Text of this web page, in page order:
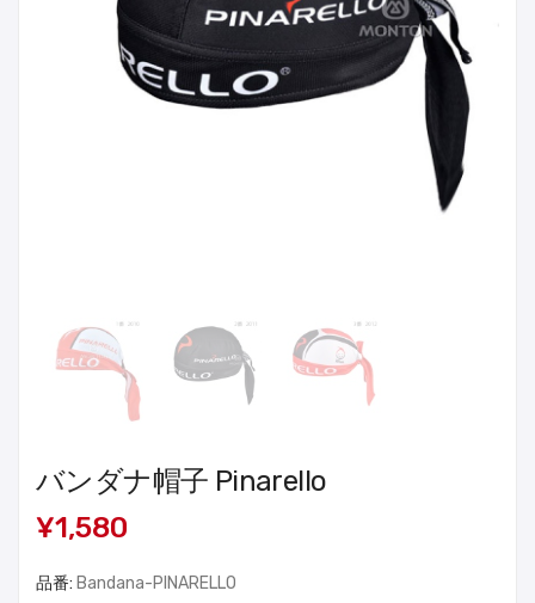
バンダナ帽子 Pinarello
¥1,580
品番: Bandana-PINARELLO